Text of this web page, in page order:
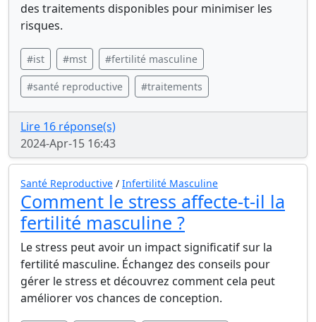
des traitements disponibles pour minimiser les
risques.
#ist #mst #fertilité masculine
#santé reproductive #traitements
Lire 16 réponse(s)
2024-Apr-15 16:43
Santé Reproductive / Infertilité Masculine
Comment le stress affecte-t-il la
fertilité masculine ?
Le stress peut avoir un impact significatif sur la
fertilité masculine. Échangez des conseils pour
gérer le stress et découvrez comment cela peut
améliorer vos chances de conception.